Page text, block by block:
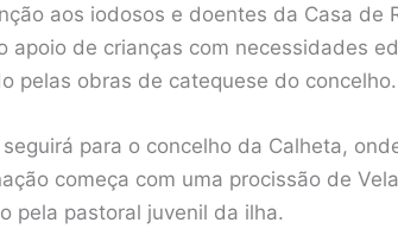
aos iodosos e doentes da Casa de
apoio de crianças com necessidades
pelas obras de catequese do concelho.
para o concelho da Calheta,
começa com uma procissão de
pela pastoral juvenil da ilha.